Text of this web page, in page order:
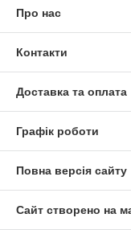
Про нас
Контакти
Доставка та оплата
Графік роботи
Повна версія сайту
Сайт створено на